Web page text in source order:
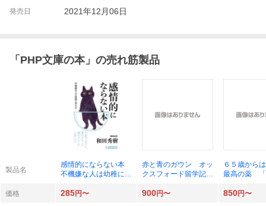
発売日 2021年12月06日
「 PHP文庫の本」の売れ筋製品
製品名
感情的にならない本
不機嫌な人は幼稚に見
わ１１－２４） 和田
赤と青のガウン オッ
クスフォード留学記
－１） 彬子女王／著
６５歳から
最高の薬 「
（ＰＨＰ文
価格 285円〜 900円〜 850円〜